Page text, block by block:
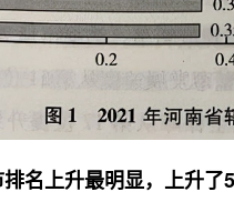
名上升最明显，上升了